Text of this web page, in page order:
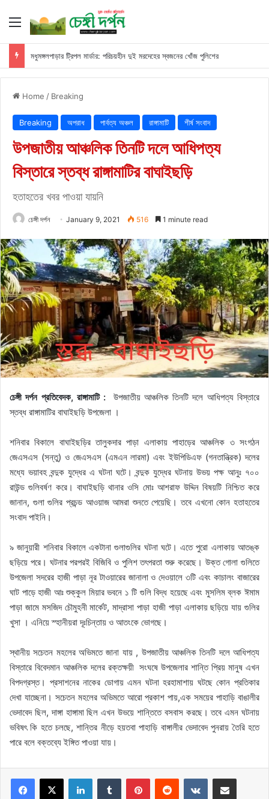
Menu
মধুমঙ্গলপাড়ার ট্রিপল মার্ডার: পরিচয়হীন দুই মরদেহের স্বজনের খোঁজ পুলিশের
Home / Breaking
Breaking অপরাধ পার্বত্য অঞ্চল রাঙ্গামাটি শীর্ষ সংবাদ
উপজাতীয় আঞ্চলিক তিনটি দলে আধিপত্য
বিস্তারে স্তব্ধ রাঙ্গামাটির বাঘাইছড়ি
হতাহতের খবর পাওয়া যায়নি
চেঙ্গী দর্পন January 9, 2021 516 1 minute read
চেঙ্গী দর্পন প্রতিবেদক, রাঙ্গামাটি : উপজাতীয় আঞ্চলিক তিনটি দলে আধিপত্য বিস্তারে
স্তব্ধ রাঙ্গামাটির বাঘাইছড়ি উপজেলা ।
শনিবার বিকালে বাঘাইছড়ির তালুকদার পাড়া এলাকায় পাহাড়ের আঞ্চলিক ৩ সংগঠন
জেএসএস (সন্তু) ও জেএসএস (এমএন লারমা) এবং ইউপিডিএফ (গনতান্ত্রিক) দলের
মধ্যে ভয়াবহ বন্দুক যুদ্ধের এ ঘটনা ঘটে। বন্দুক যুদ্ধের ঘটনায় উভয় পক্ষ আনুঃ ৭০০
রাউন্ড গুলিবর্ষণ করে। বাঘাইছড়ি থানার ওসি মোঃ আশরাফ উদ্দিন বিষয়টি নিশ্চিত করে
জানান, গুলা গুলির প্রচন্ড আওয়াজ আমরা শুনতে পেয়েছি। তবে এখনো কোন হতাহতের
সংবাদ পাইনি।
৯ জানুয়ারী শনিবার বিকালে একটানা গুলাগুলির ঘটনা ঘটে। এতে পুরো এলাকায় আতঙ্ক
ছড়িয়ে পরে। ঘটনার পরপরই বিজিবি ও পুলিশ তৎপরতা শুরু করেছে। উক্ত গোলা গুলিতে
উপজেলা সদরের হাজী পাড়া নূর টাওয়ারের জানালা ও দেওয়ালে ৩টি এবং কাচালং বাজারের
ঘাট পাড়ে হাজী আঃ শুক্কুল মিয়ার ভবনে ১ টি গুলি বিদ্ধ হয়েছে এবং মুসলিম ব্লক ঈমাম
পাড়া জামে মসজিদ চৌমুহনী মার্কেট, মাদ্রাসা পাড়া হাজী পাড়া এলাকায় ছড়িয়ে যায় গুলির
খুসা । এনিয়ে স্হানীয়রা দূঃচিন্তায় ও আতংকে ভোগছে।
স্থানীয় সচেতন মহলের অভিমতে জানা যায় , উপজাতীয় আঞ্চলিক তিনটি দলে আধিপত্য
বিস্তারে বিবেদমান আঞ্চলিক দলের রক্তক্ষয়ী সংঘষে উপজেলার শান্তি প্রিয় মানুষ এখন
বিপদগ্রস্ত। প্রসাশনের নাকের ডোগায় এমন ঘটনা হরহামাশায় ঘটছে কোন প্রতিকার
দেখা যাচ্ছেনা। সচেতন মহলের অভিমতে আরো প্রকাশ পায়,এক সময়ের পাহাড়ি বাঙালীর
ভেদাবেদ ছিল, দাঙ্গা হাঙ্গামা ছিল এখন উভয়ে শান্তিতে বসবাস করছে। তবে এমন ঘটনায়
ভবিষৎ কি হতে চলছে, শান্তির নীড়ে হয়তবা পাহাড়ি বাঙ্গালীর ভেদাবেদ পুনরায় তৈরি হতে
পারে বলে বক্তব্যে ইঙ্গিত পাওয়া যায়।
LinkedInTumblr PinterestReddit VKontakteShare via Email